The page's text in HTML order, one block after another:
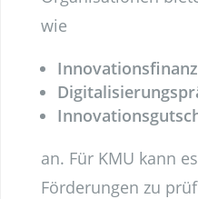
wie
an. Für KMU kann
Förderungen zu